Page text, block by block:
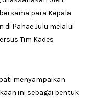
para Kepala
di Pahae Julu melalui
Tim Kades
menyampaikan
ini sebagai bentuk